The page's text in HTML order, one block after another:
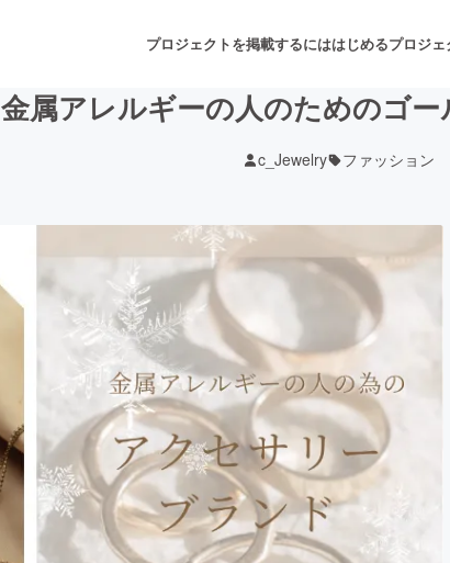
プロジェクトを掲載するにははじめるプロジ
舞台
ゲーム・サービス開発
書籍・雑誌出版
チャレンジ ビ
金属アレルギーの人のためのゴ
c_Jewelry ファッション